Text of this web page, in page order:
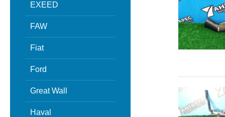
EXEED
FAW
Fiat
Ford
Great Wall
Haval